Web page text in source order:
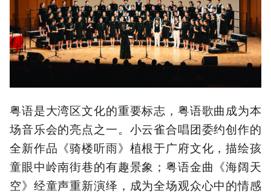
粤语是大湾区文化的重要标志，粤语歌曲成为本
场音乐会的亮点之一。小云雀合唱团委约创作的
全新作品《骑楼听雨》植根于广府文化，描绘孩
童眼中岭南街巷的有趣景象；粤语金曲《海阔天
空》经童声重新演绎，成为全场观众心中的情感